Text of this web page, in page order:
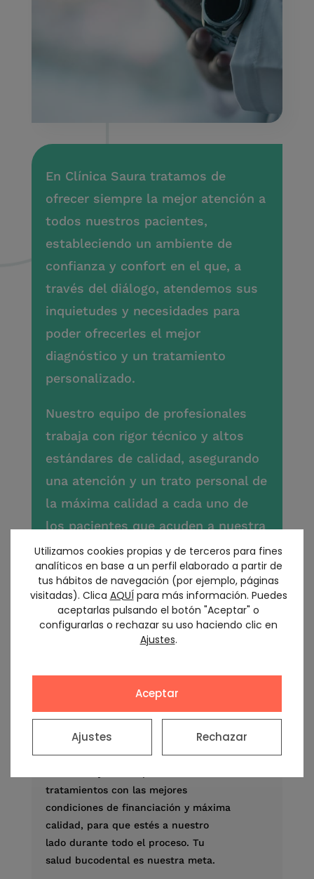
En Clínica Saura tratamos de
ofrecer siempre la mejor atención a
todos nuestros pacientes,
estableciendo un ambiente de
confianza y confort en el que, a
través del diálogo, atendemos sus
inquietudes y necesidades para
poder ofrecerles el mejor
diagnóstico y un tratamiento
personalizado.
Nuestro equipo de profesionales
trabaja con rigor técnico y altos
estándares de calidad, asegurando
una atención y un trato personal de
la máxima calidad a cada uno de
los pacientes que acuden a nuestra
clínica en Zaragoza.
FINANCIACIÓN
tratamientos con las mejores
condiciones de financiación y máxima
calidad, para que estés a nuestro
lado durante todo el proceso. Tu
salud bucodental es nuestra meta.
Utilizamos cookies propias y de terceros para fines
analíticos en base a un perfil elaborado a partir de
tus hábitos de navegación (por ejemplo, páginas
visitadas). Clica AQUÍ para más información. Puedes
aceptarlas pulsando el botón "Aceptar" o
configurarlas o rechazar su uso haciendo clic en
Ajustes.
Aceptar
Rechazar
Ajustes